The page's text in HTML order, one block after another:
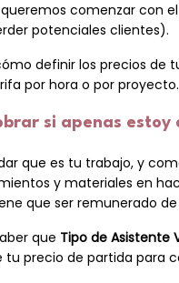
comenzar con
potenciales clientes).
definir los precios de
por hora o por proyecto.
si apenas estoy
que es tu trabajo, y
y materiales en
que ser remunerado
que Tipo de Asistente
precio de partida para